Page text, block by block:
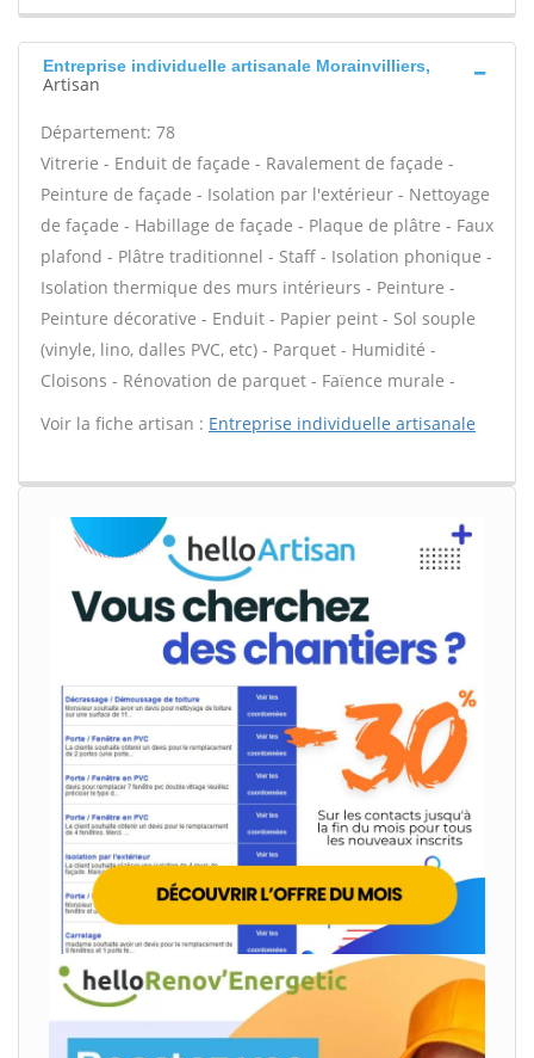
Entreprise individuelle artisanale Morainvilliers,
Artisan
Département: 78
Vitrerie - Enduit de façade - Ravalement de façade -
Peinture de façade - Isolation par l'extérieur - Nettoyage
de façade - Habillage de façade - Plaque de plâtre - Faux
plafond - Plâtre traditionnel - Staff - Isolation phonique -
Isolation thermique des murs intérieurs - Peinture -
Peinture décorative - Enduit - Papier peint - Sol souple
(vinyle, lino, dalles PVC, etc) - Parquet - Humidité -
Cloisons - Rénovation de parquet - Faïence murale -
Voir la fiche artisan : Entreprise individuelle artisanale